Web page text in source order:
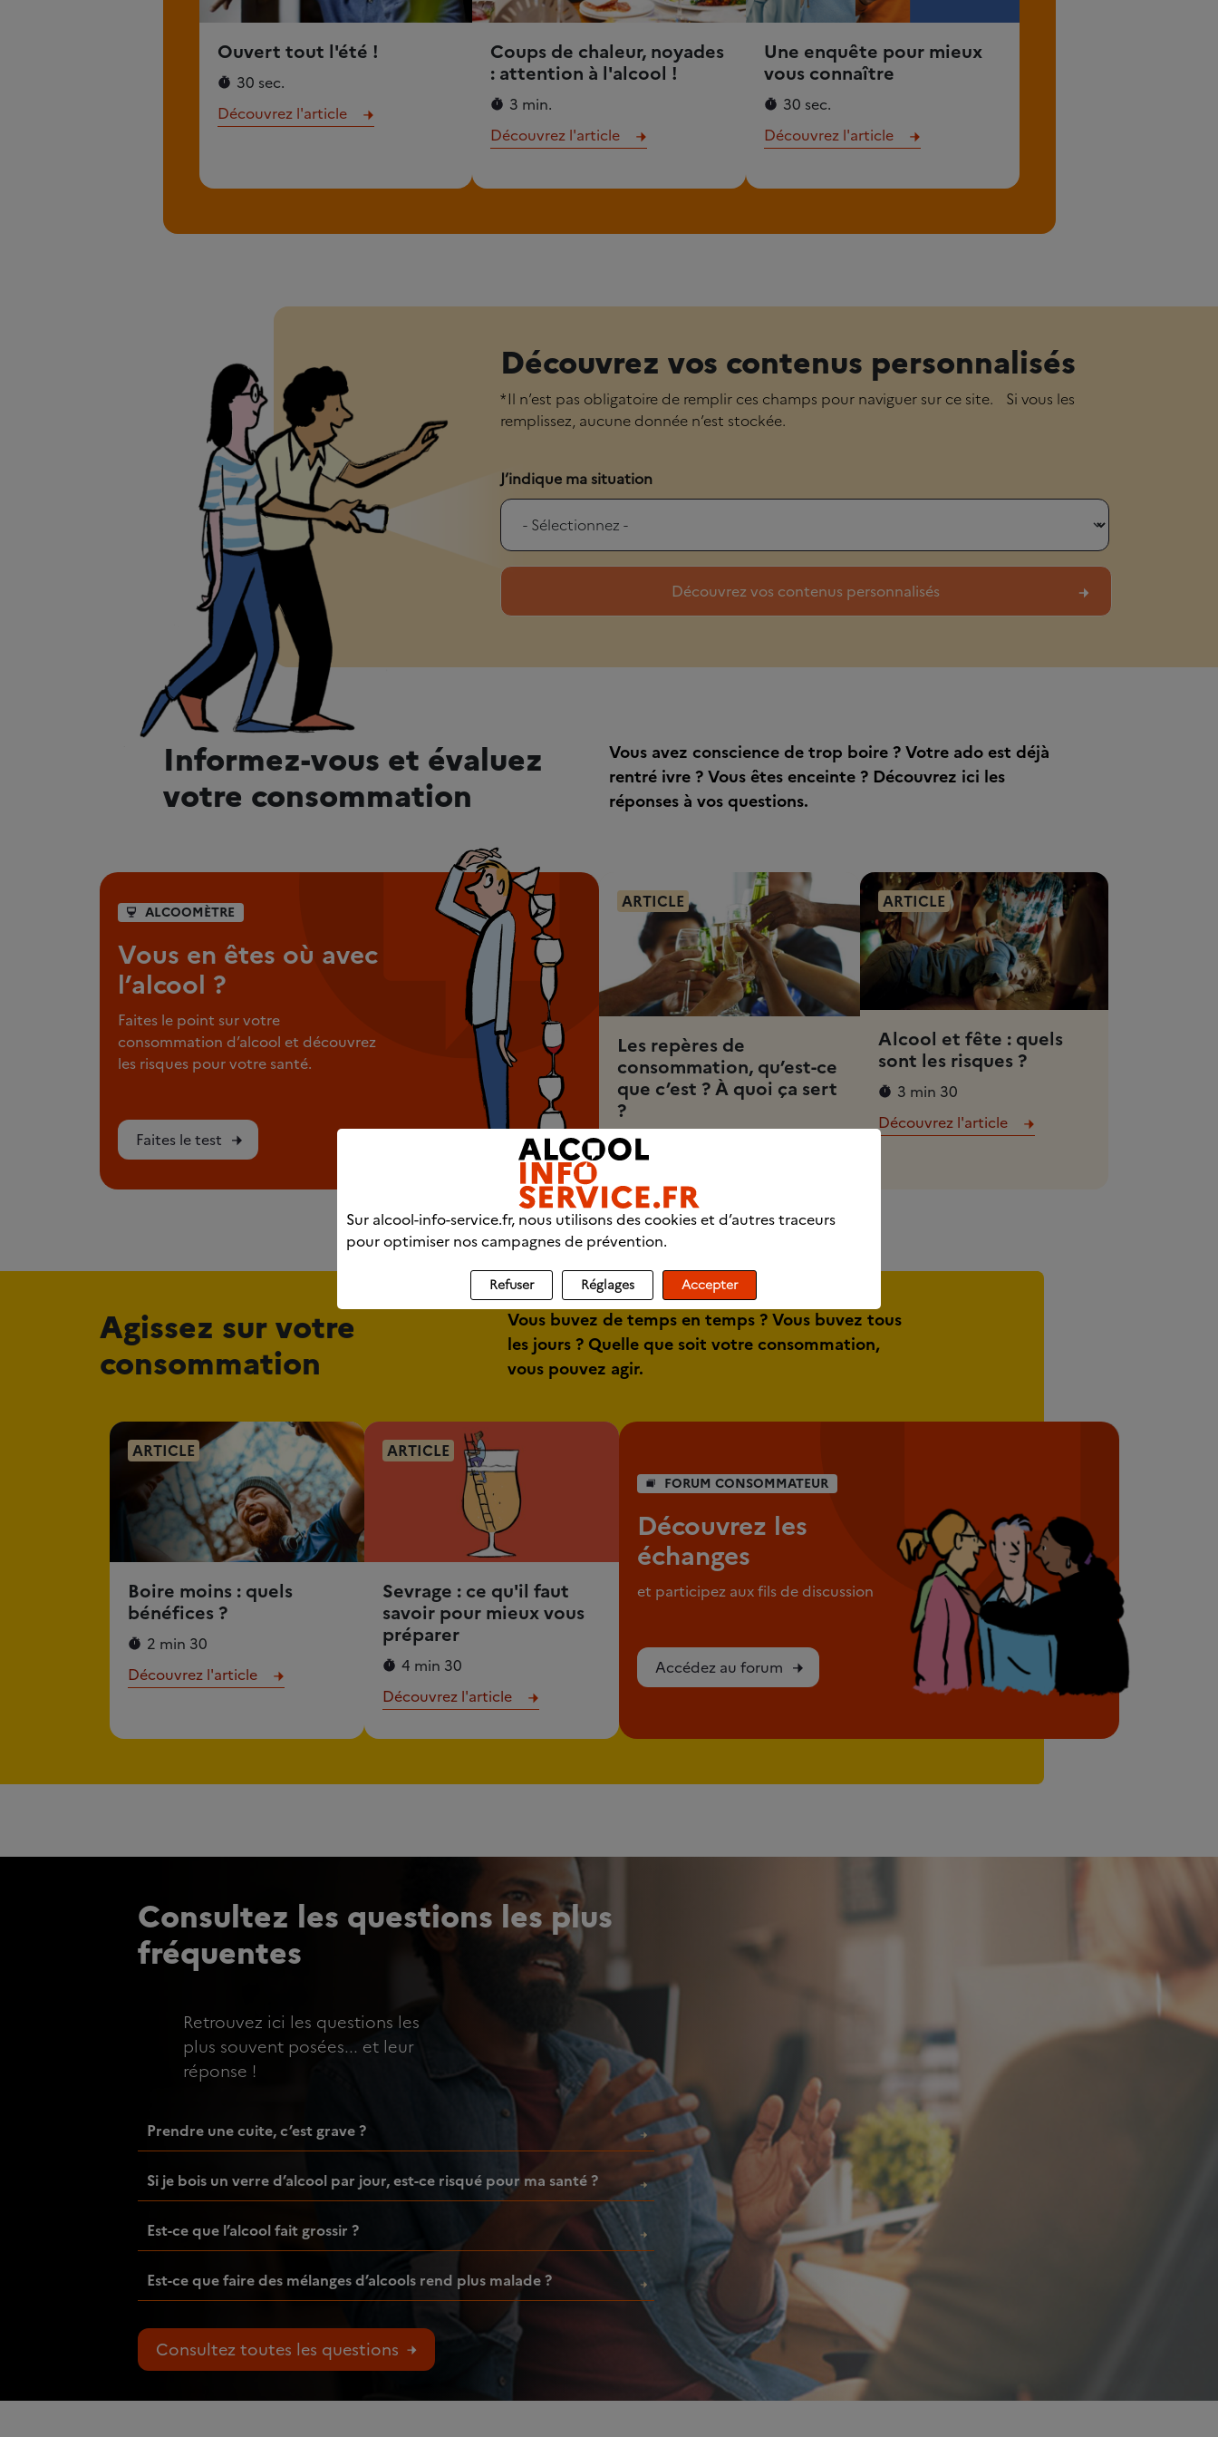
Ouvert tout l'été !
30 sec.
Découvrez l'article
Coups de chaleur, noyades
: attention à l'alcool !
3 min.
Découvrez l'article
Une enquête pour mieux
vous connaître
30 sec.
Découvrez l'article
Découvrez vos contenus personnalisés
* Il n’est pas obligatoire de remplir ces champs pour naviguer sur ce site. Si vous les
remplissez, aucune donnée n’est stockée.
J’indique ma situation
Informez-vous et évaluez
votre consommation
Vous avez conscience de trop boire ? Votre ado est déjà
rentré ivre ? Vous êtes enceinte ? Découvrez ici les
réponses à vos questions.
ALCOOMÈTRE
Vous en êtes où avec
l’alcool ?
Faites le point sur votre
consommation d’alcool et découvrez
les risques pour votre santé.
Faites le test
ARTICLE
Les repères de
consommation, qu’est-ce
que c’est ? À quoi ça sert
?
3 min 30
ARTICLE
Alcool et fête : quels
sont les risques ?
3 min 30
Découvrez l'article
Agissez sur votre
consommation
Vous buvez de temps en temps ? Vous buvez tous
les jours ? Quelle que soit votre consommation,
vous pouvez agir.
FORUM CONSOMMATEUR
Découvrez les
échanges
et participez aux fils de discussion
Accédez au forum
ARTICLE
Boire moins : quels
bénéfices ?
2 min 30
Découvrez l'article
ARTICLE
Sevrage : ce qu'il faut
savoir pour mieux vous
préparer
4 min 30
Découvrez l'article
Consultez les questions les plus
fréquentes
Retrouvez ici les questions les
plus souvent posées... et leur
réponse !
Prendre une cuite, c’est grave ?
Si je bois un verre d’alcool par jour, est-ce risqué pour ma santé ?
Est-ce que l’alcool fait grossir ?
Est-ce que faire des mélanges d’alcools rend plus malade ?
Consultez toutes les questions
Sur alcool-info-service.fr, nous utilisons des cookies et d’autres traceurs
pour optimiser nos campagnes de prévention.
Refuser Réglages Accepter